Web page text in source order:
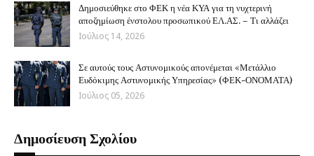
Δημοσιεύθηκε στο ΦΕΚ η νέα ΚΥΑ για τη νυχτερινή
αποζημίωση ένστολου προσωπικού ΕΛ.ΑΣ. – Τι αλλάζει
Ιούλιος 14, 2026
Σε αυτούς τους Αστυνομικούς απονέμεται «Μετάλλιο
Ευδόκιμης Αστυνομικής Υπηρεσίας» (ΦΕΚ-ΟΝΟΜΑΤΑ)
Ιούλιος 05, 2026
Δημοσίευση Σχολίου